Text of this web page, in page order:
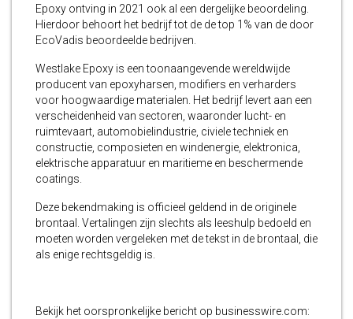
Epoxy ontving in 2021 ook al een dergelijke beoordeling.
Hierdoor behoort het bedrijf tot de de top 1% van de door
EcoVadis beoordeelde bedrijven.
Westlake Epoxy is een toonaangevende wereldwijde
producent van epoxyharsen, modifiers en verharders
voor hoogwaardige materialen. Het bedrijf levert aan een
verscheidenheid van sectoren, waaronder lucht- en
ruimtevaart, automobielindustrie, civiele techniek en
constructie, composieten en windenergie, elektronica,
elektrische apparatuur en maritieme en beschermende
coatings.
Deze bekendmaking is officieel geldend in de originele
brontaal. Vertalingen zijn slechts als leeshulp bedoeld en
moeten worden vergeleken met de tekst in de brontaal, die
als enige rechtsgeldig is.
Bekijk het oorspronkelijke bericht op businesswire.com: